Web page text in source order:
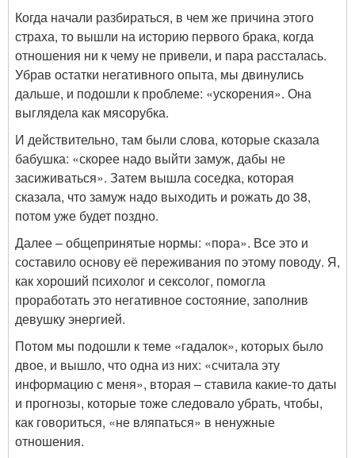
Когда начали разбираться, в чем же причина этого
страха, то вышли на историю первого брака, когда
отношения ни к чему не привели, и пара рассталась.
Убрав остатки негативного опыта, мы двинулись
дальше, и подошли к проблеме: «ускорения». Она
выглядела как мясорубка.
И действительно, там были слова, которые сказала
бабушка: «скорее надо выйти замуж, дабы не
засиживаться». Затем вышла соседка, которая
сказала, что замуж надо выходить и рожать до 38,
потом уже будет поздно.
Далее – общепринятые нормы: «пора». Все это и
составило основу её переживания по этому поводу. Я,
как хороший психолог и сексолог, помогла
проработать это негативное состояние, заполнив
девушку энергией.
Потом мы подошли к теме «гадалок», которых было
двое, и вышло, что одна из них: «считала эту
информацию с меня», вторая – ставила какие-то даты
и прогнозы, которые тоже следовало убрать, чтобы,
как говориться, «не вляпаться» в ненужные
отношения.